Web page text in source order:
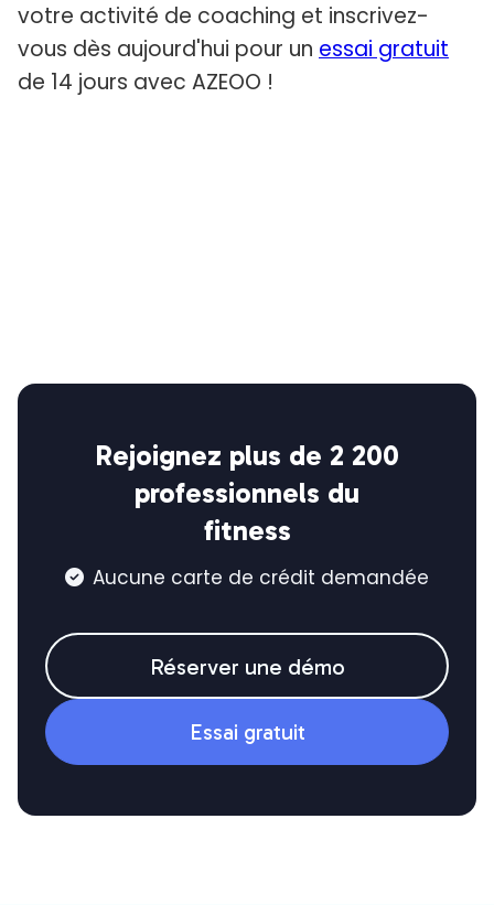
votre activité de coaching et inscrivez-
vous dès aujourd'hui pour un essai gratuit
de 14 jours avec AZEOO !
Rejoignez plus de 2 200
professionnels du
fitness
 Aucune carte de crédit demandée
Réserver une démo
Essai gratuit